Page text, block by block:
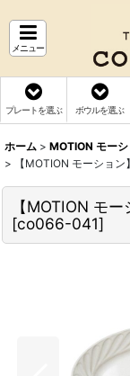
メニュー
プレートを選ぶ ボウルを選ぶ
ホーム > MOTION モー
>
【MOTION モーショ
【MOTION モ
[co066-041]